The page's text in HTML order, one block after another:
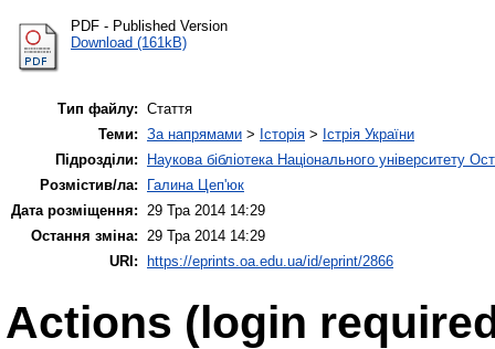
PDF - Published Version
Download (161kB)
Тип файлу: Стаття
Теми: За напрямами > Історія > Істрія України
Підрозділи:
Наукова бібліотека Національного університету
Розмістив/ла:
Галина Цеп'юк
Дата розміщення: 29 Тра 2014 14:29
Остання зміна: 29 Тра 2014 14:29
URI:
https://eprints.oa.edu.ua/id/eprint/2866
Actions (login